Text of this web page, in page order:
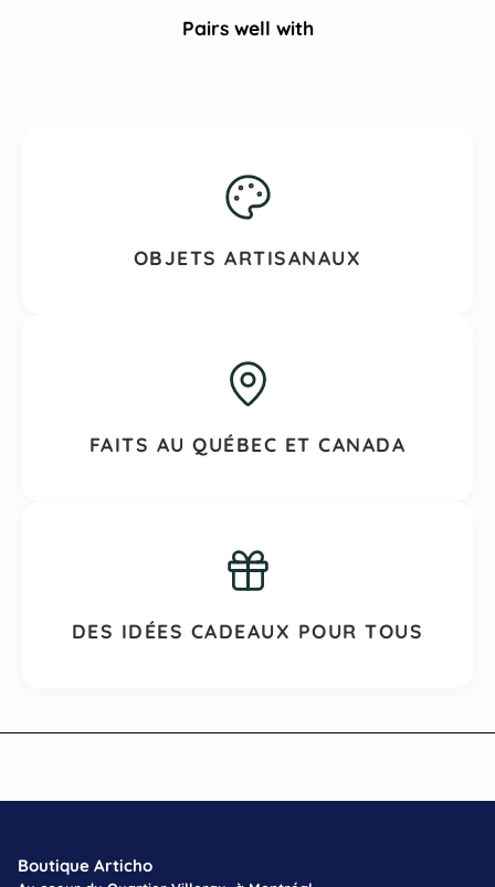
Pairs well with
OBJETS ARTISANAUX
FAITS AU QUÉBEC ET CANADA
DES IDÉES CADEAUX POUR TOUS
Boutique Articho